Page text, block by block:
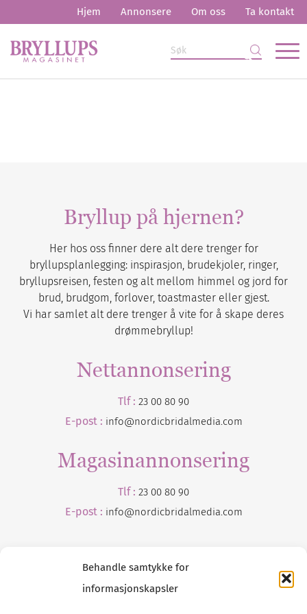
Behandle samtykke for
informasjonskapsler
Hjem Annonsere Om oss Ta kontakt
Bryllup på hjernen?
Her hos oss finner dere alt dere trenger for
bryllupsplanlegging: inspirasjon, brudekjoler, ringer,
bryllupsreisen, festen og alt mellom himmel og jord for
brud, brudgom, forlover, toastmaster eller gjest.
Vi har samlet alt dere trenger å vite for å skape deres
drømmebryllup!
Nettannonsering
Tlf : 23 00 80 90
E-post : info@nordicbridalmedia.com
Magasinannonsering
Tlf : 23 00 80 90
E-post : info@nordicbridalmedia.com